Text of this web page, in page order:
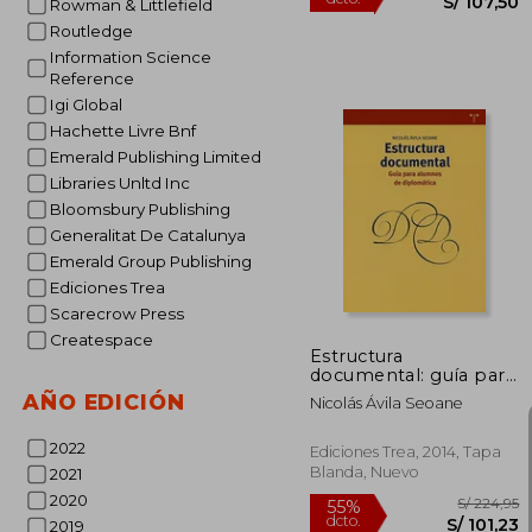
Rowman & Littlefield
Routledge
Information Science
Reference
Igi Global
Hachette Livre Bnf
Emerald Publishing Limited
Libraries Unltd Inc
Bloomsbury Publishing
Generalitat De Catalunya
Emerald Group Publishing
Ediciones Trea
Scarecrow Press
Createspace
AÑO EDICIÓN
2022
2021
2020
2019
55%
dcto.
Estructura
documental: guía para
alumnos de
diplomática
Administración
cultural)
Nicolás Ávila Seoane
Ediciones Trea, 2014, Tapa
Blanda, Nuevo